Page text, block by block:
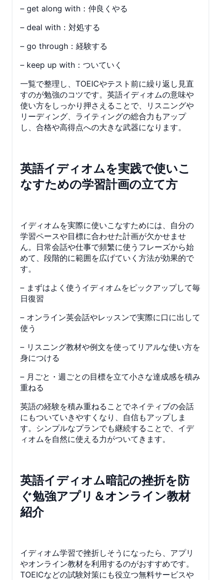
– get along with：仲良くやる
– deal with：対処する
– go through：経験する
– keep up with：ついていく
一覧で整理し、TOEICやテスト前に繰り返し見直
すのが勉強のコツです。英語イディオムの意味や
使い方をしっかり押さえることで、リスニングや
リーディング、ライティングの総合力もアップ
し、合格や高得点への大きな武器になります。
英語イディオムを実践で使いこ
なすための学習計画の立て方
イディオムを実際に使いこなすためには、自分の
学習ペースや目標に合わせた計画が欠かせませ
ん。日常会話や仕事で頻繁に使うフレーズから始
めて、段階的に範囲を広げていく方法が効果的で
す。
– まずはよく使うイディオムをピックアップして毎
日復習
– オンライン英会話やレッスンで実際に口に出して
使う
– リスニング教材や例文を使ってリアルな使い方を
身につける
– 月ごと・週ごとの目標を立て小さな達成感を積み
重ねる
英語の経験を積み重ねることでネイティブの会話
にもついていきやすくなり、自信もアップしま
す。シンプルなプランでも継続することで、イデ
ィオムを自然に使える力がついてきます。
英語イディオム暗記の挫折を防
ぐ勉強アプリ＆オンライン教材
紹介
イディオム学習で挫折しそうになったら、アプリ
やオンライン教材を利用するのがおすすめです。
TOEICなどの試験対策にも役立つ無料サービスや